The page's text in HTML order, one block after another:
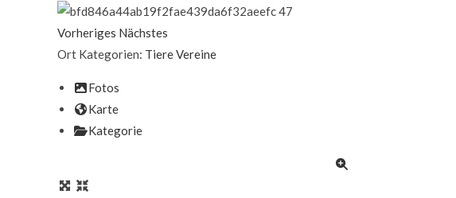
Vorheriges Nächstes
Ort Kategorien: TiereVereine
Fotos
Karte
Kategorie